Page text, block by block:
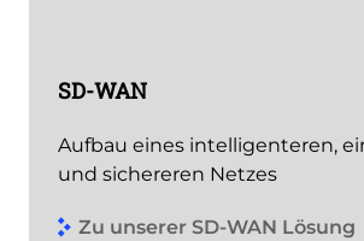
SD-WAN
Aufbau eines intelligenteren,
und sichereren Netzes
Zu unserer SD-WAN Lösung